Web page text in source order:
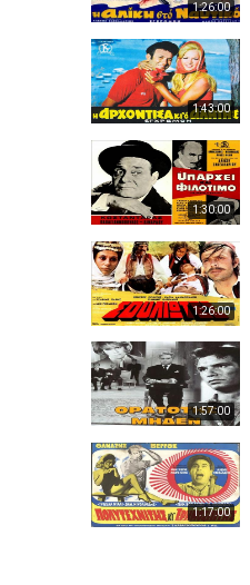
1:26:00
1:43:00
1:30:00
1:26:00
1:57:00
1:17:00